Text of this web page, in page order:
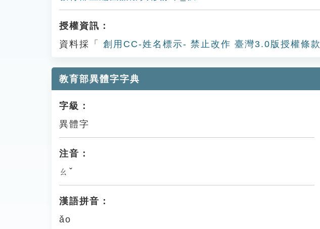
授權資訊：
資料採「
創用CC-姓名標示- 禁止改作 臺灣3.0版授權條款
教育部異體字字典
字級：
異體字
注音：
ㄠˇ
漢語拼音：
ǎo